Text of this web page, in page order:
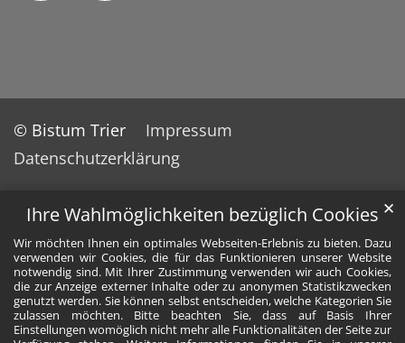
Ihre Wahlmöglichkeiten bezüglich Cookies
Wir möchten Ihnen ein optimales Webseiten-Erlebnis zu bieten. Dazu
verwenden wir Cookies, die für das Funktionieren unserer Website
notwendig sind. Mit Ihrer Zustimmung verwenden wir auch Cookies,
die zur Anzeige externer Inhalte oder zu anonymen Statistikzwecken
genutzt werden. Sie können selbst entscheiden, welche Kategorien Sie
zulassen möchten. Bitte beachten Sie, dass auf Basis Ihrer
Einstellungen womöglich nicht mehr alle Funktionalitäten der Seite zur
✕
© Bistum Trier
Impressum
Datenschutzerklärung